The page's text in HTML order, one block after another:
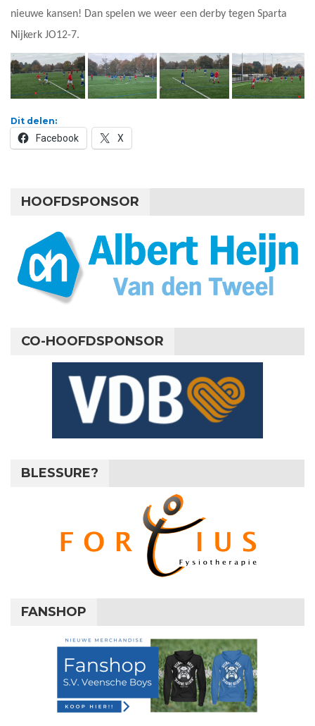
nieuwe kansen! Dan spelen we weer een derby tegen Sparta
Nijkerk JO12-7.
Dit delen:
Facebook X
HOOFDSPONSOR
CO-HOOFDSPONSOR
BLESSURE?
FANSHOP